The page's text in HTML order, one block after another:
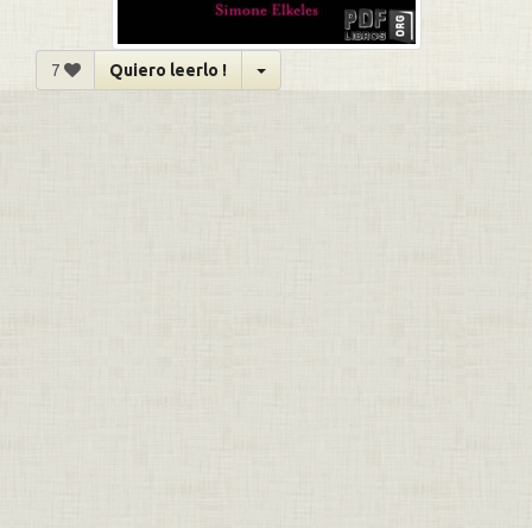
7 Quiero leerlo !